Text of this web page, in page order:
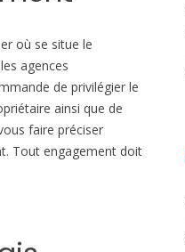
où se situe le
agences
de privilégier le
ainsi que de
faire préciser
Tout engagement doit